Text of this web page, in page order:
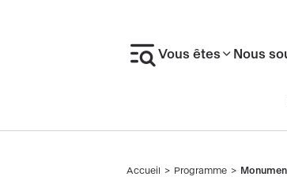
Vous êtes Nous
Fil
Accueil Programme